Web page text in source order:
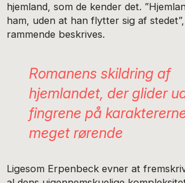
hjemland, som de kender det.
ham, uden at han flytter sig af
rammende beskrives.
Romanens skildring af
hjemlandet, der glider
fingrene på
meget rørende
Ligesom Erpenbeck evner at